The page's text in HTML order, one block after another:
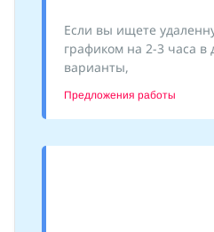
Если вы ищете
графиком на 2-3 часа в
варианты,
Предложения работы